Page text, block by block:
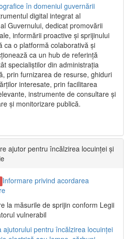
în domeniul guvernării
digital integrat al
Guvernului, dedicat promovării
informării proactive și sprijinului
ca o platformă colaborativă și
ca un hub de referință
specialiștilor din administrația
prin furnizarea de resurse, ghiduri
interesate, prin facilitarea
instrumente de consultare și
și monitorizare publică.
ajutor pentru încălzirea locuinței și
Informare privind acordarea
la măsurile de sprijin conform Legii
vulnerabil
ajutorului pentru încălzirea locuinței